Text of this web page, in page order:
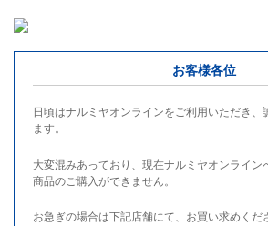
お客様各位
日頃はナルミヤオンラインをご利用いただき、
ます。
大変混みあっており、現在ナルミヤオンライン
商品のご購入ができません。
お急ぎの場合は下記店舗にて、お買い求めくだ